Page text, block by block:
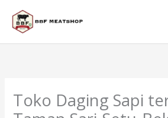
content
Toko Daging Sapi